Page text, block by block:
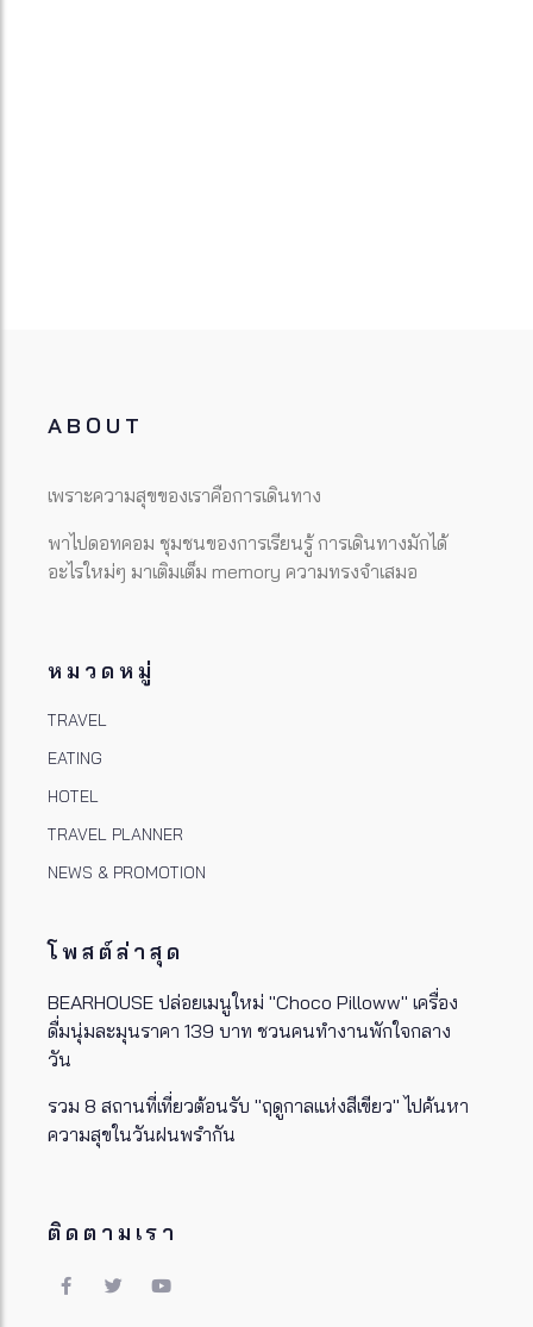
ABOUT
เพราะความสุขของเราคือการเดินทาง
พาไปดอทคอม ชุมชนของการเรียนรู้ การเดินทางมักได้
อะไรใหม่ๆ มาเติมเต็ม memory ความทรงจำเสมอ
หมวดหมู่
TRAVEL
EATING
HOTEL
TRAVEL PLANNER
NEWS & PROMOTION
โพสต์ล่าสุด
BEARHOUSE ปล่อยเมนูใหม่ "Choco Pilloww" เครื่อง
ดื่มนุ่มละมุนราคา 139 บาท ชวนคนทำงานพักใจกลาง
วัน
รวม 8 สถานที่เที่ยวต้อนรับ "ฤดูกาลแห่งสีเขียว" ไปค้นหา
ความสุขในวันฝนพรำกัน
ติดตามเรา